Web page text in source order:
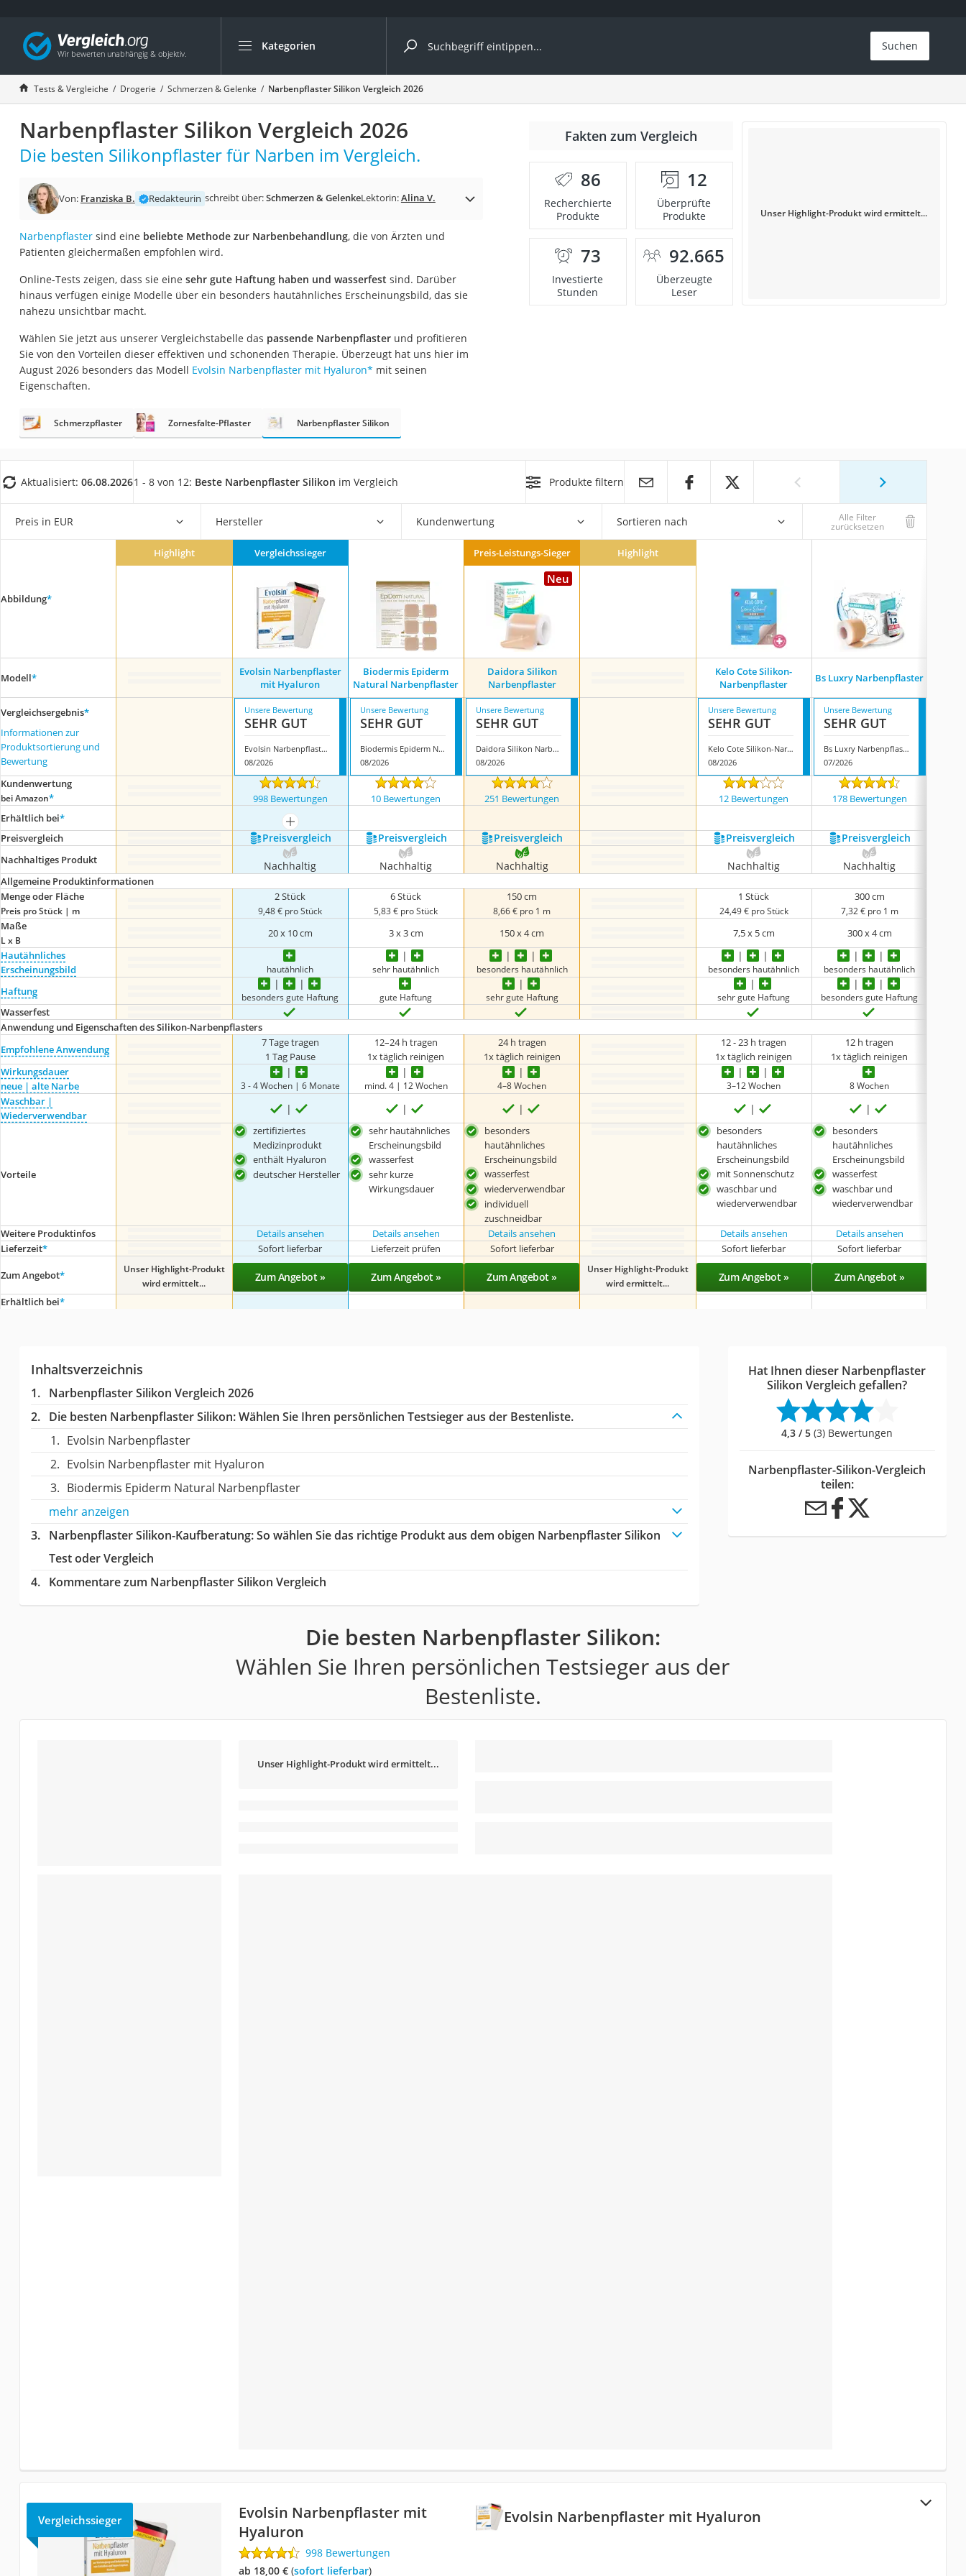
Kategorien
Die beliebtesten Vergleiche nach Kategorie
Drogerie
Inhalator
Haarschneider
Rollator
Katzenklappe (Chip)
Masturbator
Epilierer
Eiweißpulver
Magnesiumpräparat
Katzenklappe
Zeckenschutz Katze
Schildkrötenhaus
Mineralfutter Pferd
Massagegerät
Service
Suchen
Tests & Vergleiche Drogerie Schmerzen & Gelenke Narbenpflaster Silikon Vergleich 2026
Narbenpflaster Silikon Vergleich 2026
Die besten Silikonpflaster für Narben im Vergleich.
Von: Franziska B. Redakteurin schreibt über:Schmerzen & GelenkeLektorin:Alina V.
Narbenpflastersind eine beliebte Methode zur Narbenbehandlung, die von Ärzten und
Patienten gleichermaßen empfohlen wird.
Online-Tests zeigen, dass sie eine sehr gute Haftung haben und wasserfest sind. Darüber
hinaus verfügen einige Modelle über ein besonders hautähnliches Erscheinungsbild, das sie
nahezu unsichtbar macht.
Wählen Sie jetzt aus unserer Vergleichstabelle das passende Narbenpflasterund profitieren
Sie von den Vorteilen dieser effektiven und schonenden Therapie. Überzeugt hat uns hier im
August 2026 besonders das Modell Evolsin Narbenpflaster mit Hyaluron* mit seinen
Eigenschaften.
Fakten zum Vergleich
86
Recherchierte
Produkte
12
Überprüfte
Produkte
73
Investierte
Stunden
92.665
Überzeugte
Leser
Unser Highlight-Produkt wird ermittelt...
Schmerzpflaster Zornesfalte-Pflaster Narbenpflaster Silikon
Aktualisiert: 06.08.20261 - 8 von 12: Beste Narbenpflaster Silikon im Vergleich Produkte filtern
Preis in EUR Hersteller Kundenwertung Sortieren nach Alle Filter
zurücksetzen
Abbildung*
Highlight Vergleichssieger Preis-Leistungs-Sieger
Neu
Highlight
Modell*
Evolsin Narbenpflaster
mit Hyaluron
Biodermis Epiderm
Natural Narbenpflaster
Daidora Silikon
Narbenpflaster
Kelo Cote Silikon-
Narbenpflaster
Bs Luxry Narbenpflaster
Vergleichsergebnis*
Informationen zur
Produktsortierung und
Bewertung
Unsere Bewertung
SEHR GUT
Evolsin Narbenpflaster mit Hyaluron
08/2026
Unsere Bewertung
SEHR GUT
Biodermis Epiderm Natural Narbenpflaster
08/2026
Unsere Bewertung
SEHR GUT
Daidora Silikon Narbenpflaster
08/2026
Unsere Bewertung
SEHR GUT
Kelo Cote Silikon-Narbenpflaster
08/2026
Unsere Bewertung
SEHR GUT
Bs Luxry Narbenpflaster
07/2026
Kundenwertung
bei Amazon* 998 Bewertungen 10 Bewertungen 251 Bewertungen 12 Bewertungen 178 Bewertungen
Erhältlich bei*
mehr anzeigen
Preis­vergleich
Preis­vergleich Preis­vergleich Preis­vergleich Preis­vergleich Preis­vergleich
Nachhaltiges Produkt Nachhaltig Nachhaltig Nachhaltig Nachhaltig Nachhaltig
Allgemeine Produktinformationen
Menge oder Fläche
Preis pro Stück | m
2 Stück
9,48 € pro Stück
6 Stück
5,83 € pro Stück
150 cm
8,66 € pro 1 m
1 Stück
24,49 € pro Stück
300 cm
7,32 € pro 1 m
Maße
L x B
20 x 10 cm 3 x 3 cm 150 x 4 cm 7,5 x 5 cm 300 x 4 cm
Hautähnliches
Erscheinungsbild
hautähnlich sehr hautähnlich besonders hautähnlich besonders hautähnlich besonders hautähnlich
Haftung besonders gute Haftung gute Haftung sehr gute Haftung sehr gute Haftung besonders gute Haftung
Wasserfest
Anwendung und Eigenschaften des Silikon-Narbenpflasters
Empfohlene Anwendung
7 Tage tragen
1 Tag Pause
12–24 h tragen
1x täglich reinigen
24 h tragen
1x täglich reinigen
12 - 23 h tragen
1x täglich reinigen
12 h tragen
1x täglich reinigen
Wirkungsdauer
neue | alte Narbe
3 - 4 Wochen | 6 Monate mind. 4 | 12 Wochen 4–8 Wochen 3–12 Wochen 8 Wochen
Waschbar |
Wiederverwendbar
Vorteile
zertifiziertes
Medizinprodukt
enthält Hyaluron
deutscher Hersteller
sehr hautähnliches
Erscheinungsbild
wasserfest
sehr kurze
Wirkungsdauer
besonders
hautähnliches
Erscheinungsbild
wasserfest
wiederverwendbar
individuell
zuschneidbar
besonders
hautähnliches
Erscheinungsbild
mit Sonnenschutz
waschbar und
wiederverwendbar
besonders
hautähnliches
Erscheinungsbild
wasserfest
waschbar und
wiederverwendbar
Weitere Produktinfos Details ansehen Details ansehen Details ansehen Details ansehen Details ansehen
Lieferzeit* Sofort lieferbar Lieferzeit prüfen Sofort lieferbar Sofort lieferbar Sofort lieferbar
Zum Angebot*
Unser Highlight-Produkt
wird ermittelt...
Zum Angebot » Zum Angebot » Zum Angebot »
Unser Highlight-Produkt
wird ermittelt...
Zum Angebot » Zum Angebot »
Erhältlich bei*
Inhaltsverzeichnis
Narbenpflaster Silikon Vergleich 2026
Die besten Narbenpflaster Silikon:Wählen Sie Ihren persönlichen Testsieger aus der Bestenliste.
Evolsin Narbenpflaster
Evolsin Narbenpflaster mit Hyaluron
Biodermis Epiderm Natural Narbenpflaster
mehr anzeigen
Narbenpflaster Silikon-Kaufberatung: So wählen Sie das richtige Produkt aus dem obigen Narbenpflaster Silikon
Test oder Vergleich
Kommentare zum Narbenpflaster Silikon Vergleich
Hat Ihnen dieser Narbenpflaster
Silikon Vergleich gefallen?
4,3 / 5 (3) Bewertungen
Narbenpflaster-Silikon-Vergleich
teilen:
Die besten Narbenpflaster Silikon:
Wählen Sie Ihren persönlichen Testsieger aus der
Bestenliste.
Unser Highlight-Produkt wird ermittelt...
Evolsin Narbenpflaster mit Hyaluron
Vergleichssieger
Evolsin Narbenpflaster mit
Hyaluron
998 Bewertungen
ab 18,00 €( Sofort lieferbar)